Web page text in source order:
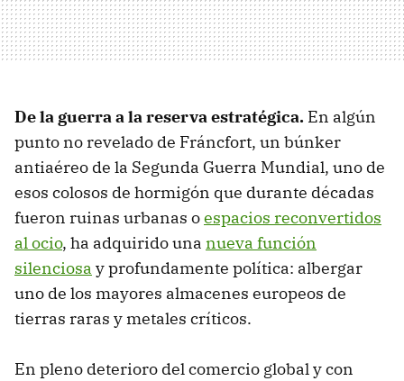
De la guerra a la reserva estratégica. En algún
punto no revelado de Fráncfort, un búnker
antiaéreo de la Segunda Guerra Mundial, uno de
esos colosos de hormigón que durante décadas
fueron ruinas urbanas oespacios reconvertidos
al ocio, ha adquirido una nueva función
silenciosa y profundamente política: albergar
uno de los mayores almacenes europeos de
tierras raras y metales críticos.
En pleno deterioro del comercio global y con